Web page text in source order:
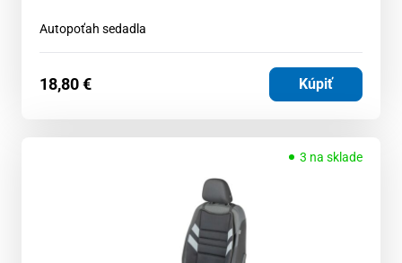
Autopoťah sedadla
18,80€ Kúpiť
3 na sklade